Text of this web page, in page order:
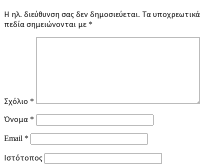
Η ηλ. διεύθυνση σας δεν δημοσιεύεται. Τα υποχρεωτικά
πεδία σημειώνονται με *
Σχόλιο *
Όνομα *
Email *
Ιστότοπος